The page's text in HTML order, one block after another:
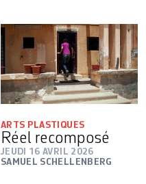
ARTS PLASTIQUES
Réel recomposé
JEUDI 16 AVRIL 2026
SAMUEL SCHELLENBERG